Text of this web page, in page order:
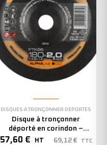
DISQUES À TRONÇONNER DÉPORTÉS
Disque à tronçonner
déporté en corindon –
180mm – 208730 (x25)
57,60 € HT 69,12 € TTC